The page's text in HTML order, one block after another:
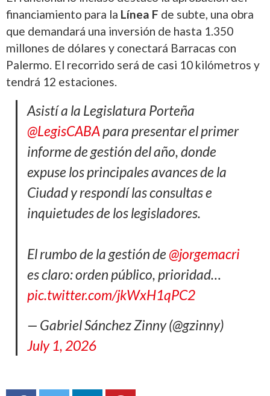
financiamiento para la Línea F de subte, una obra
que demandará una inversión de hasta 1.350
millones de dólares y conectará Barracas con
Palermo. El recorrido será de casi 10 kilómetros y
tendrá 12 estaciones.
Asistí a la Legislatura Porteña
@LegisCABApara presentar el primer
informe de gestión del año, donde
expuse los principales avances de la
Ciudad y respondí las consultas e
inquietudes de los legisladores.
El rumbo de la gestión de @jorgemacri
es claro: orden público, prioridad…
pic.twitter.com/jkWxH1qPC2
— Gabriel Sánchez Zinny (@gzinny)
July 1, 2026